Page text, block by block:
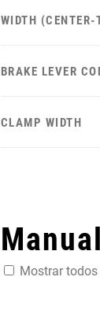
WIDTH (CENTER-
BRAKE LEVER
CLAMP WIDTH
Mostrar